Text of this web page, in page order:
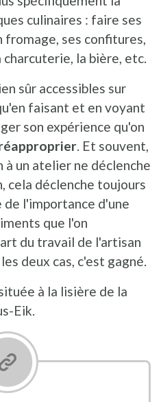
culinaires : faire ses
fromage, ses confitures,
la bière, etc.
sûr accessibles sur
faisant et en voyant
son expérience qu'on
. Et souvent,
un atelier ne déclenche
cela déclenche toujours
de l'importance d'une
que l'on
du travail de l'artisan
deux cas, c'est gagné.
à la lisière de la
Eik.